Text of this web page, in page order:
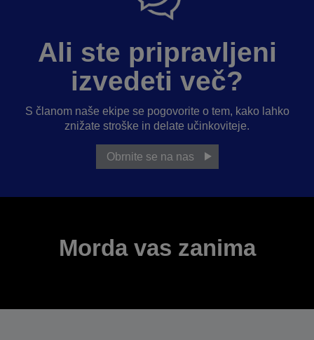
Ali ste pripravljeni
izvedeti več?
S članom naše ekipe se pogovorite o tem, kako lahko
znižate stroške in delate učinkoviteje.
Obrnite se na nas
Morda vas zanima